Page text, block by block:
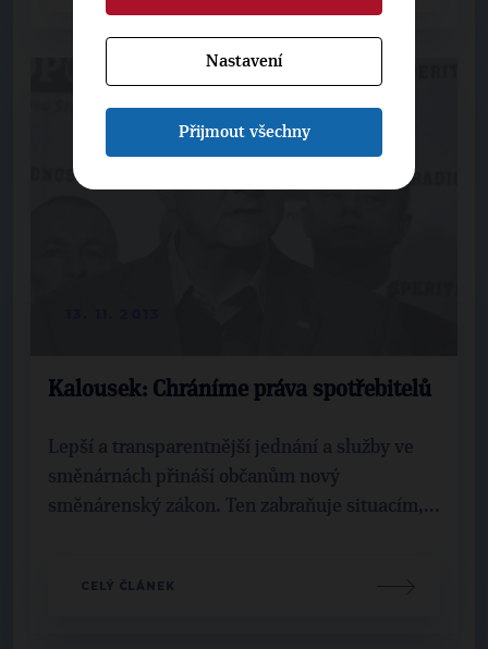
Kalousek: Chráníme práva spotřebitelů
Lepší a transparentnější jednání a služby ve
směnárnách přináší občanům nový
směnárenský zákon. Ten zabraňuje situacím,...
CELÝ ČLÁNEK
Nastavení
Přijmout všechny